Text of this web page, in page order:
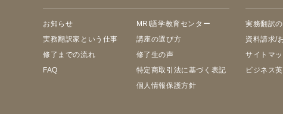
お知らせ
MRI語学教育センター
実務翻訳家という仕事
講座の選び方
修了までの流れ
修了生の声
FAQ
特定商取引法に基づく表記
個人情報保護方針
実務翻訳
資料請求/
サイトマ
ビジネス